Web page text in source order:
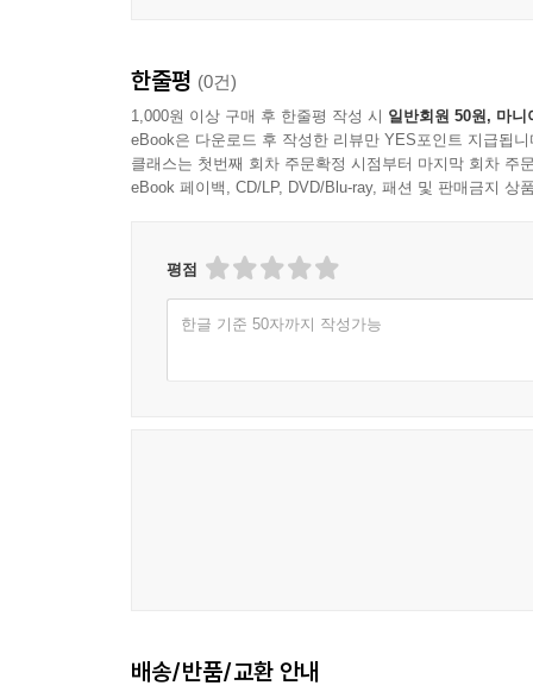
제6장 세트플레이 운영의 기준
재개 상황의 기본 규칙
프리패스 운영의 원칙
7미터 상황의 기본 절차
교체와 세트 운영의 연결
반복 패턴의 관리
정보 수집과 단서 구분
추격 상황의 운영 원칙
한줄평 (0건)
1,000원 이상 구매 후 한줄평 작성 시 일반회원 50원, 마니
eBook은 다운로드 후 작성한 리뷰만 YES포인트 지급됩니
클래스는 첫번째 회차 주문확정 시점부터 마지막 회차 주
eBook 페이백, CD/LP, DVD/Blu-ray, 패션 및 판매금지 상
평점
한글 기준 50자까지 작성가능
배송/반품/교환 안내